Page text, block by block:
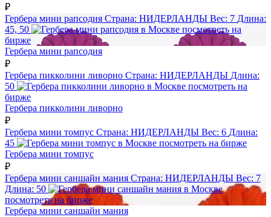
₽
Гербера мини рапсодия Страна: НИДЕРЛАНДЫ Вес: 7 Длина:
45, 50
посмотреть на
бирже
Гербера мини рапсодия
₽
Гербера пикколини ливорно Страна: НИДЕРЛАНДЫ Длина:
50
посмотреть на
бирже
Гербера пикколини ливорно
₽
Гербера мини томпус Страна: НИДЕРЛАНДЫ Вес: 6 Длина:
45
посмотреть на бирже
Гербера мини томпус
₽
Гербера мини саншайн мания Страна: НИДЕРЛАНДЫ Вес: 7
Длина: 50
посмотреть на бирже
Гербера мини саншайн мания